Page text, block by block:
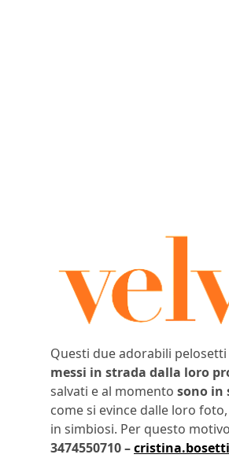
Questi due adorabili
messi in strada dalla loro
salvati e al momento sono in
come si evince dalle loro
in simbiosi. Per questo
3474550710 –